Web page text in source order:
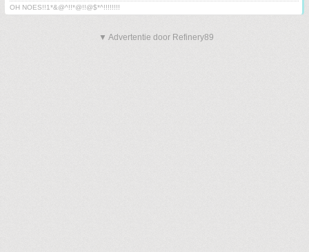
OH NOES!!1*&@^!!*@!!@$*^!!!!!!!!
▼ Advertentie door Refinery89